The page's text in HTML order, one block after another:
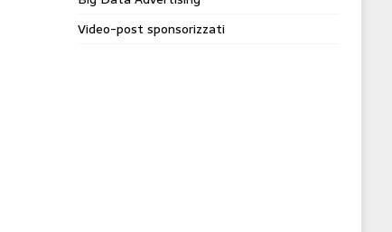
Video-post sponsorizzati